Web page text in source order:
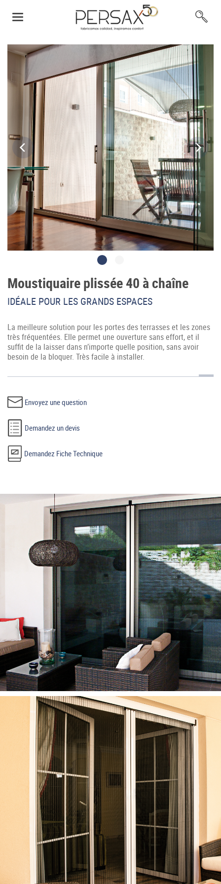
Generador de precios CYPE
Téléchargements
Blog
Contactez-nous
Moustiquaire plissée 40 à chaîne
IDÉALE POUR LES GRANDS ESPACES
La meilleure solution pour les portes des terrasses et les zones
très fréquentées. Elle permet une ouverture sans effort, et il
suffit de la laisser dans n’importe quelle position, sans avoir
besoin de la bloquer. Très facile à installer.
Envoyez une question
Demandez un devis
Demandez Fiche Technique